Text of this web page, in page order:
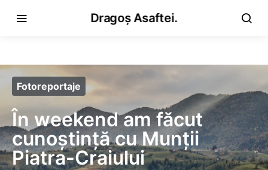
Dragoș Asaftei.
Fotoreportaje
În weekend am făcut
cunoștință cu Munții
Piatra-Craiului